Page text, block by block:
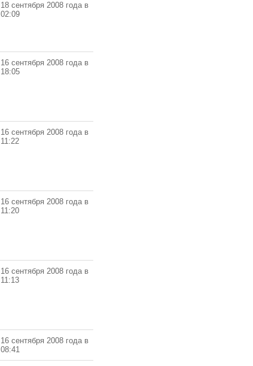
18 сентября 2008 года в
02:09
16 сентября 2008 года в
18:05
16 сентября 2008 года в
11:22
16 сентября 2008 года в
11:20
16 сентября 2008 года в
11:13
16 сентября 2008 года в
08:41